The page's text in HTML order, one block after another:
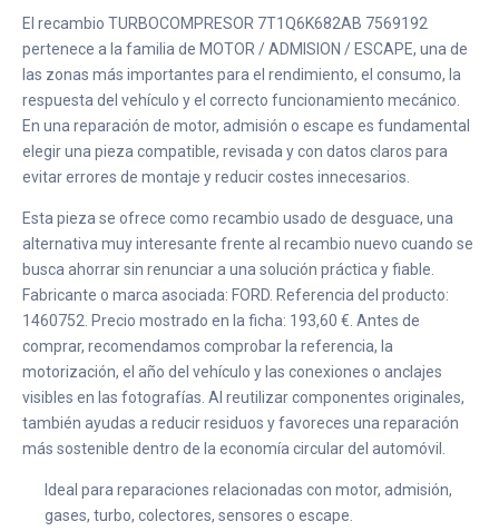
El recambio TURBOCOMPRESOR 7T1Q6K682AB 7569192
pertenece a la familia de MOTOR / ADMISION / ESCAPE, una de
las zonas más importantes para el rendimiento, el consumo, la
respuesta del vehículo y el correcto funcionamiento mecánico.
En una reparación de motor, admisión o escape es fundamental
elegir una pieza compatible, revisada y con datos claros para
evitar errores de montaje y reducir costes innecesarios.
Esta pieza se ofrece como recambio usado de desguace, una
alternativa muy interesante frente al recambio nuevo cuando se
busca ahorrar sin renunciar a una solución práctica y fiable.
Fabricante o marca asociada: FORD. Referencia del producto:
1460752. Precio mostrado en la ficha: 193,60 €. Antes de
comprar, recomendamos comprobar la referencia, la
motorización, el año del vehículo y las conexiones o anclajes
visibles en las fotografías. Al reutilizar componentes originales,
también ayudas a reducir residuos y favoreces una reparación
más sostenible dentro de la economía circular del automóvil.
Ideal para reparaciones relacionadas con motor, admisión,
gases, turbo, colectores, sensores o escape.